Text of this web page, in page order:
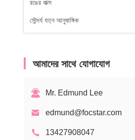
রঙের বাক্স
সৌন্দর্য যত্ন আনুষাঙ্গিক
আমাদের সাথে যোগাযোগ
Mr. Edmund Lee
edmund@focstar.com
13427908047